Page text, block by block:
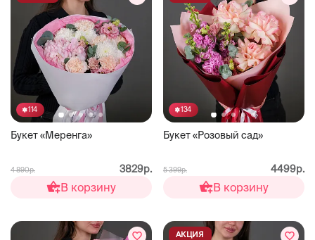
114
Букет «Меренга»
4 890р. 3829р.
В корзину
134
Букет «Розовый сад»
5 399р. 4499р.
В корзину
АКЦИЯ